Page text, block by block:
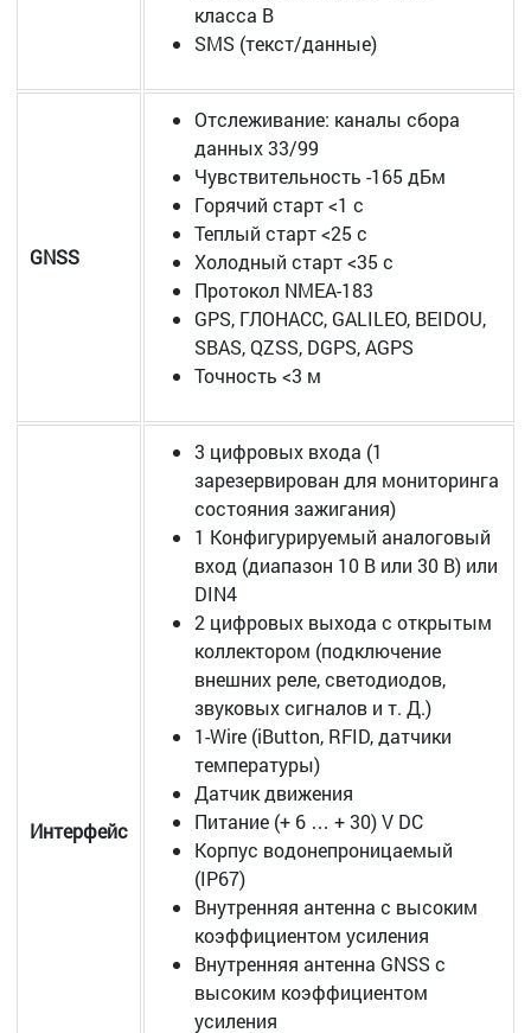
класса B
SMS (текст/данные)
GNSS
Отслеживание: каналы сбора
данных 33/99
Чувствительность -165 дБм
Горячий старт <1 с
Теплый старт <25 с
Холодный старт <35 с
Протокол NMEA-183
GPS, ГЛОНАСС, GALILEO, BEIDOU,
SBAS, QZSS, DGPS, AGPS
Точность <3 м
Интерфейс
3 цифровых входа (1
зарезервирован для мониторинга
состояния зажигания)
1 Конфигурируемый аналоговый
вход (диапазон 10 В или 30 В) или
DIN4
2 цифровых выхода с открытым
коллектором (подключение
внешних реле, светодиодов,
звуковых сигналов и т. Д.)
1-Wire (iButton, RFID, датчики
температуры)
Датчик движения
Питание (+ 6 … + 30) V DC
Корпус водонепроницаемый
(IP67)
Внутренняя антенна с высоким
коэффициентом усиления
Внутренняя антенна GNSS с
высоким коэффициентом
усиления